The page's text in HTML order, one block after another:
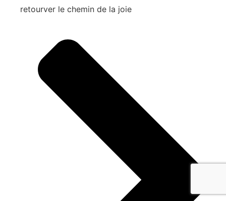
retourver le chemin de la joie